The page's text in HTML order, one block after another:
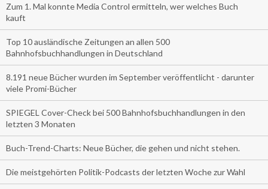
Zum 1. Mal konnte Media Control ermitteln, wer welches Buch
kauft
Top 10 ausländische Zeitungen an allen 500
Bahnhofsbuchhandlungen in Deutschland
8.191 neue Bücher wurden im September veröffentlicht - darunter
viele Promi-Bücher
SPIEGEL Cover-Check bei 500 Bahnhofsbuchhandlungen in den
letzten 3 Monaten
Buch-Trend-Charts: Neue Bücher, die gehen und nicht stehen.
Die meistgehörten Politik-Podcasts der letzten Woche zur Wahl